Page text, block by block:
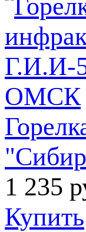
1 235
Купить